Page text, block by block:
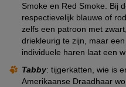
Smoke en Red Smoke. Bij
respectievelijk blauwe of
zelfs een patroon met
driekleurig te zijn, maar
individuele haren laat een
Tabby: tijgerkatten, wie is
Amerikaanse Draadhaar